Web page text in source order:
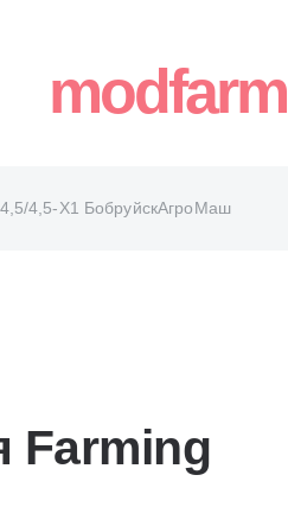
modfarm
4,5-Х1 БобруйскАгроМаш
Farming